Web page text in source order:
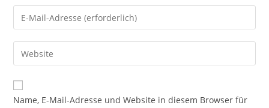
Namen
oder
zum
Kommentieren
ein
Gib
deine
E-
Mail-
zum
Kommentieren
Gib
deine
Website-
URL
Name, E-Mail-Adresse und Website in diesem Browser für